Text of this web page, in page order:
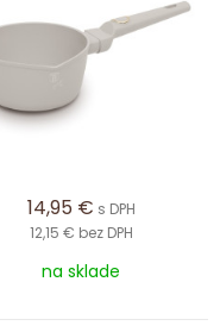
14,95 € s DPH
12,15 € bez DPH
na sklade